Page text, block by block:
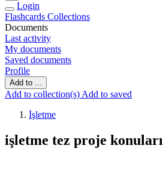
Login
Flashcards Collections
Documents
Last activity
My documents
Saved documents
Profile
Add to ...
Add to collection(s) Add to saved
İşletme
işletme tez proje konuları